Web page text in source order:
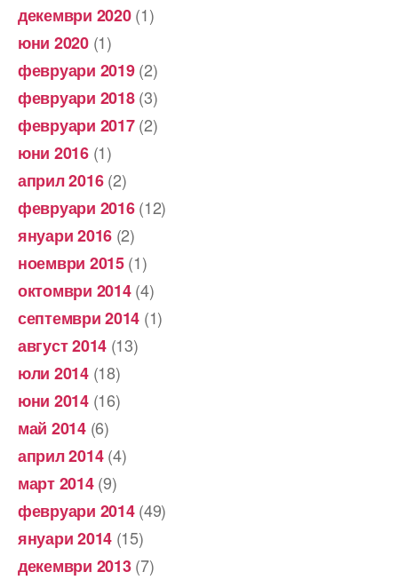
декември 2020(1)
юни 2020(1)
февруари 2019(2)
февруари 2018(3)
февруари 2017(2)
юни 2016(1)
април 2016(2)
февруари 2016(12)
януари 2016 (2)
ноември 2015(1)
октомври 2014(4)
септември 2014 (1)
август 2014 (13)
юли 2014(18)
юни 2014(16)
май 2014(6)
април 2014(4)
март 2014(9)
февруари 2014(49)
януари 2014 (15)
декември 2013(7)